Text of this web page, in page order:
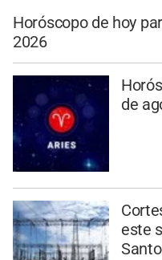
Horóscopo de hoy
2026
de
este